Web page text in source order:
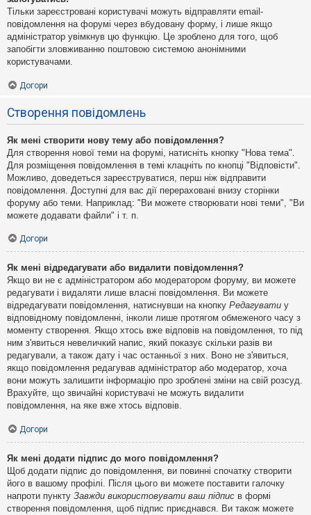
Тільки зареєстровані користувачі можуть відправляти email-
повідомлення на форумі через вбудовану форму, і лише якщо
адміністратор увімкнув цю функцію. Це зроблено для того, щоб
запобігти зловживанню поштовою системою анонімними
користувачами.
Догори
Створення повідомлень
Як мені створити нову тему або повідомлення?
Для створення нової теми на форумі, натисніть кнопку "Нова тема".
Для розміщення повідомлення в темі клацніть по кнопці "Відповісти".
Можливо, доведеться зареєструватися, перш ніж відправити
повідомлення. Доступні для вас дії перераховані внизу сторінки
форуму або теми. Наприклад: "Ви можете створювати нові теми", "Ви
можете додавати файли" і т. п.
Догори
Як мені відредагувати або видалити повідомлення?
Якщо ви не є адміністратором або модератором форуму, ви можете
редагувати і видаляти лише власні повідомлення. Ви можете
відредагувати повідомлення, натиснувши на кнопку Редагувати у
відповідному повідомленні, інколи лише протягом обмеженого часу з
моменту створення. Якщо хтось вже відповів на повідомлення, то під
ним з'явиться невеличкий напис, який показує скільки разів ви
редагували, а також дату і час останньої з них. Воно не з'явиться,
якщо повідомлення редагував адміністратор або модератор, хоча
вони можуть залишити інформацію про зроблені зміни на свій розсуд.
Врахуйте, що звичайні користувачі не можуть видалити
повідомлення, на яке вже хтось відповів.
Догори
Як мені додати підпис до мого повідомлення?
Щоб додати підпис до повідомлення, ви повинні спочатку створити
його в вашому профілі. Після цього ви можете поставити галочку
напроти пункту Завжди використовувати ваш підпис в формі
створення повідомлення, щоб підпис приєднався. Ви також можете